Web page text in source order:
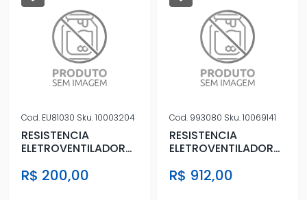
Cod. EU81030 Sku.10003204
RESISTENCIA
ELETROVENTILADOR
8V
R$ 200,00
Cod. 993080 Sku.10069141
RESISTENCIA
ELETROVENTILADOR
A 2016
R$ 912,00